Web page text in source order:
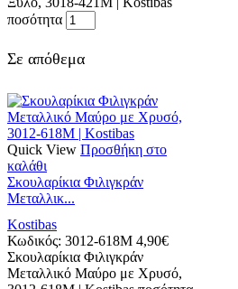
ποσότητα
Σε απόθεμα
Quick View Προσθήκη στο
καλάθι
Σκουλαρίκια Φιλιγκράν
Μεταλλικ...
Kostibas
Κωδικός: 3012-618M 4,90€
Σκουλαρίκια Φιλιγκράν
Μεταλλικό Μαύρο με Χρυσό,